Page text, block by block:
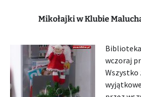
Mikołajki w Klubie
wczoraj
Wszystko